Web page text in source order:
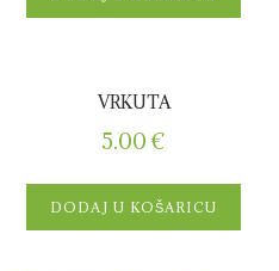
VRKUTA
5.00 €
DODAJ U KOŠARICU